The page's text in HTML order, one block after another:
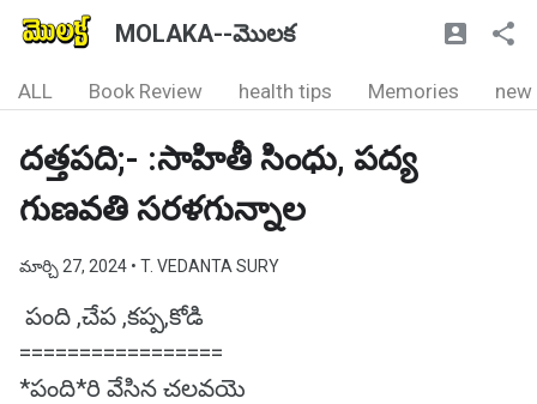
MOLAKA--మొలక
ALL Book Review health tips Memories new
దత్తపది;- :సాహితీ సింధు, పద్య
గుణవతి సరళగున్నాల
మార్చి 27, 2024 • T. VEDANTA SURY
పంది ,చేప ,కప్ప,కోడి
=================
*పంది*రి వేసిన చలవయె